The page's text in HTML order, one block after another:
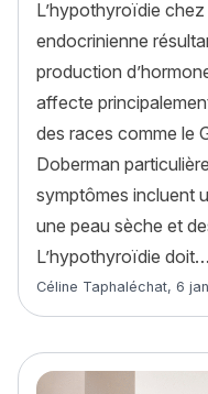
L’hypothyroïdie
endocrinienne
production
affecte
des races comme le
Doberman
symptômes incluent
une peau sèche et
L’hypothyroïdie doit…
Article rédigé par
Céline Taphaléchat, 6